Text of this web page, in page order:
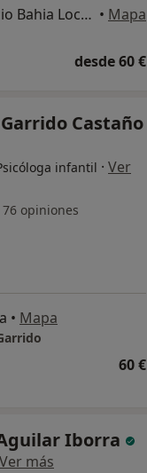
Calle De Los Claveles, Edificio Bahia Local S/N, San Pedro de Alcántara • Mapa
desde 60 €
Castaño
infantil · Ver
76 opiniones
• Mapa
60 €
Iborra
Ver más